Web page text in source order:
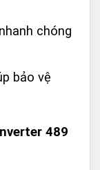
chóng
bảo vệ
489